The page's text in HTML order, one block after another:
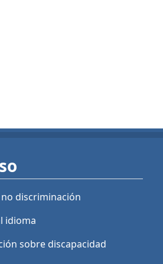
discriminación
idioma
sobre discapacidad